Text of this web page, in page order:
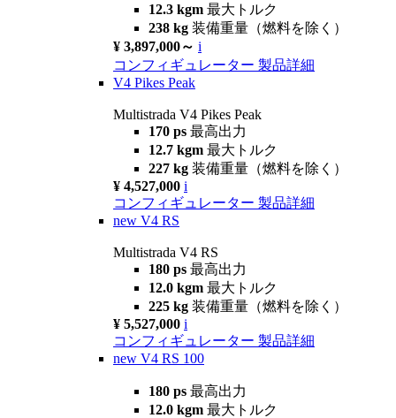
12.3 kgm 最大トルク
238 kg 装備重量（燃料を除く）
¥ 3,897,000～ i
コンフィギュレーター 製品詳細
V4 Pikes Peak
Multistrada V4 Pikes Peak
170 ps 最高出力
12.7 kgm 最大トルク
227 kg 装備重量（燃料を除く）
¥ 4,527,000 i
コンフィギュレーター 製品詳細
new V4 RS
Multistrada V4 RS
180 ps 最高出力
12.0 kgm 最大トルク
225 kg 装備重量（燃料を除く）
¥ 5,527,000 i
コンフィギュレーター 製品詳細
new V4 RS 100
180 ps 最高出力
12.0 kgm 最大トルク